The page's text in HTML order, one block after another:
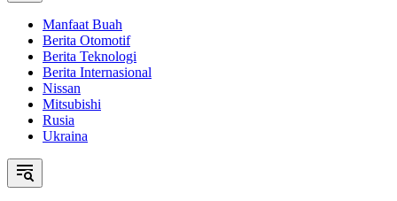
Manfaat Buah
Berita Otomotif
Berita Teknologi
Berita Internasional
Nissan
Mitsubishi
Rusia
Ukraina